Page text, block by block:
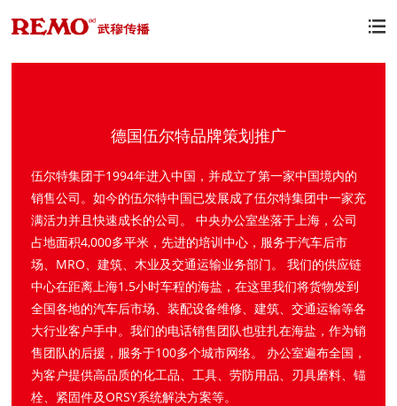

德国伍尔特品牌策划推广
伍尔特集团于1994年进入中国，并成立了第一家中国境内的
销售公司。如今的伍尔特中国已发展成了伍尔特集团中一家充
满活力并且快速成长的公司。 中央办公室坐落于上海，公司
占地面积4,000多平米，先进的培训中心，服务于汽车后市
场、MRO、建筑、木业及交通运输业务部门。 我们的供应链
中心在距离上海1.5小时车程的海盐，在这里我们将货物发到
全国各地的汽车后市场、装配设备维修、建筑、交通运输等各
大行业客户手中。我们的电话销售团队也驻扎在海盐，作为销
售团队的后援，服务于100多个城市网络。 办公室遍布全国，
为客户提供高品质的化工品、工具、劳防用品、刃具磨料、锚
栓、紧固件及ORSY系统解决方案等。